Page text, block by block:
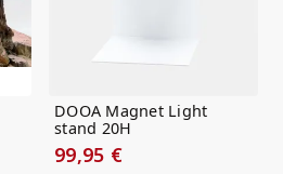
DOOA Magnet Light
stand 20H
99,95 €